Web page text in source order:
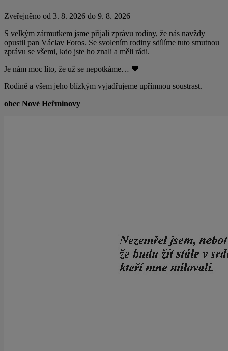
Zveřejněno od 3. 8. 2026 do 9. 8. 2026
S velkým zármutkem jsme přijali zprávu rodiny, že nás navždy
opustil pan Václav Foros. Se svolením rodiny sdílíme tuto smutnou
zprávu se všemi, kdo jste ho znali a měli rádi.
Je nám moc líto, že už se nepotkáme… 🖤
Rodině a všem jeho blízkým vyjadřujeme upřímnou soustrast.
obec Nové Heřminovy